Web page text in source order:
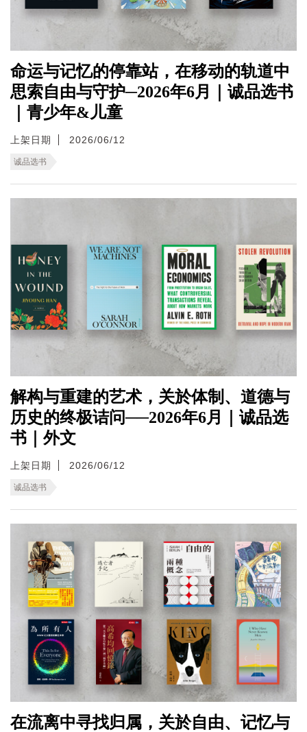
命运与记忆的停靠站，在移动的轨道中
思索自由与守护─2026年6月｜诚品选书
｜青少年&儿童
上架日期 2026/06/12
诚品选书
解构与重建的艺术，关於体制、道德与
历史的终极诘问──2026年6月｜诚品选
书｜外文
上架日期 2026/06/12
诚品选书
在流离中寻找归属，关於自由、记忆与